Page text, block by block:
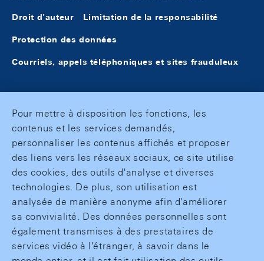
Droit d'auteur Limitation de la responsabilité
Protection des données
Courriels, appels téléphoniques et sites frauduleux
Pour mettre à disposition les fonctions, les
contenus et les services demandés,
personnaliser les contenus affichés et proposer
des liens vers les réseaux sociaux, ce site utilise
des cookies, des outils d'analyse et diverses
technologies. De plus, son utilisation est
analysée de manière anonyme afin d'améliorer
sa convivialité. Des données personnelles sont
également transmises à des prestataires de
services vidéo à l'étranger, à savoir dans le